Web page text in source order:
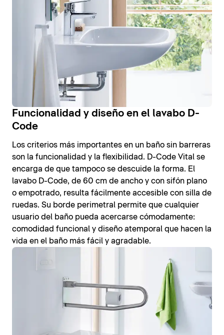
Funcionalidad y diseño en el lavabo D-
Code
Los criterios más importantes en un baño sin barreras
son la funcionalidad y la flexibilidad. D-Code Vital se
encarga de que tampoco se descuide la forma. El
lavabo D-Code, de 60 cm de ancho y con sifón plano
o empotrado, resulta fácilmente accesible con silla de
ruedas. Su borde perimetral permite que cualquier
usuario del baño pueda acercarse cómodamente:
comodidad funcional y diseño atemporal que hacen la
vida en el baño más fácil y agradable.